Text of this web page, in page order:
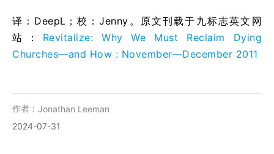
译：DeepL；校：Jenny。原文刊载于九标志英文网
站： Revitalize: Why We Must Reclaim Dying
Churches—and How : November—December 2011
作者： Jonathan Leeman
2024-07-31